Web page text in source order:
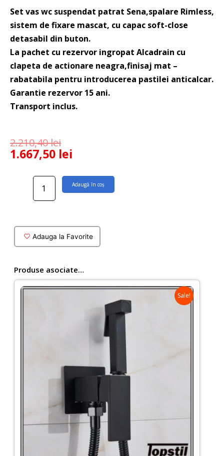
Set vas wc suspendat patrat Sena,spalare Rimless,
sistem de fixare mascat, cu capac soft-close
detasabil din buton.
La pachet cu rezervor ingropat Alcadrain cu
clapeta de actionare neagra,finisaj mat –
rabatabila pentru introducerea pastilei anticalcar.
Garantie rezervor 15 ani.
Transport inclus.
2.210,40lei
1.667,50 lei
Cantitate
rimless
clapeta
Adaugă în coș
Adauga la Favorite
Produse asociate…
Sale!